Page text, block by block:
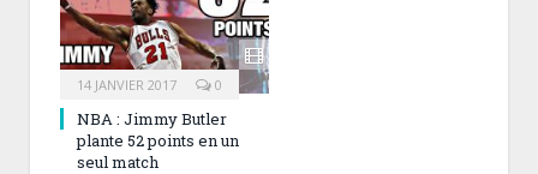
14 JANVIER 2017 0
NBA : Jimmy Butler
plante 52 points en un
seul match